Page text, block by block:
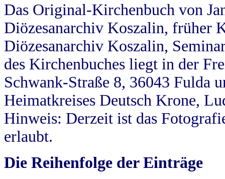
Das Original-Kirchenbuch von
Diözesanarchiv Koszalin, früher
Diözesanarchiv Koszalin,
des Kirchenbuches liegt in der
Schwank-Straße 8, 36043 Fulda
Heimatkreises Deutsch Krone,
Hinweis: Derzeit ist das
erlaubt.
Die Reihenfolge der Einträge